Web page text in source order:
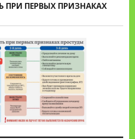
ПРИ ПЕРВЫХ ПРИЗНАКАХ